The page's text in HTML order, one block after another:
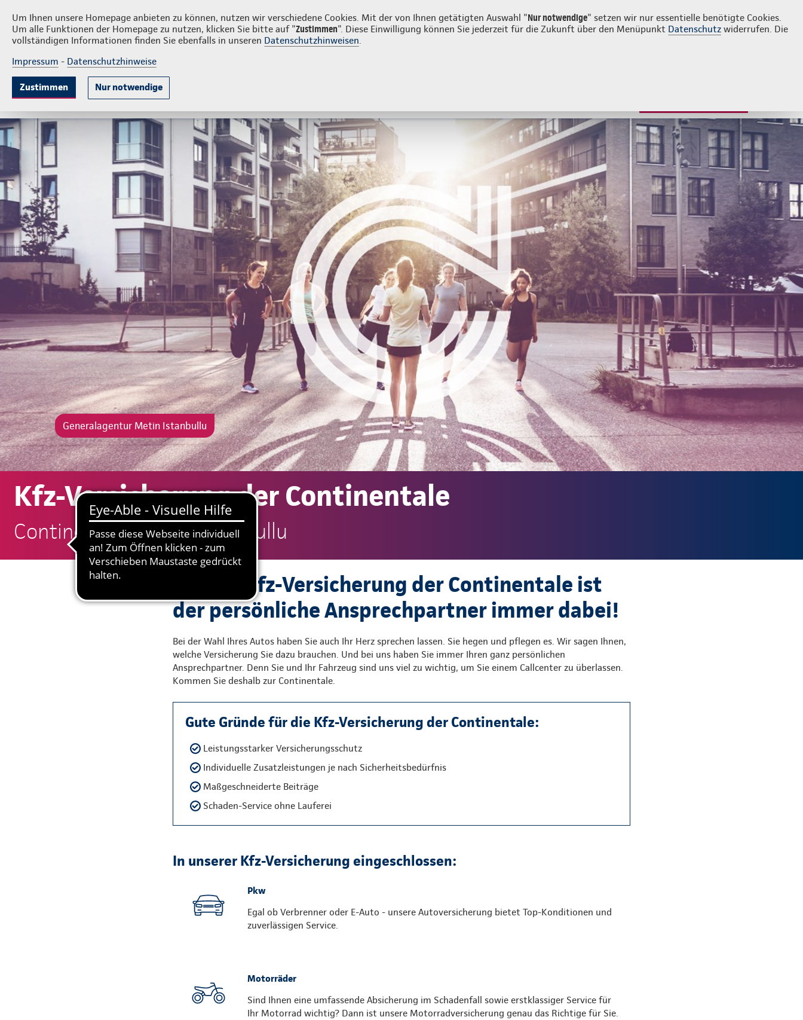
Um Ihnen unsere Homepage anbieten zu können, nutzen wir verschiedene Cookies. Mit der von Ihnen getätigten Auswahl "Nur notwendige" setzen wir nur essentielle benötigte Cookies.
Um alle Funktionen der Homepage zu nutzen, klicken Sie bitte auf "Zustimmen". Diese Einwilligung können Sie jederzeit für die Zukunft über den Menüpunkt Datenschutz widerrufen. Die
vollständigen Informationen finden Sie ebenfalls in unseren Datenschutzhinweisen.
Impressum - Datenschutzhinweise
Zustimmen Nur notwendige
Metin Istanbullu PrivatkundenFirmenkunden Login Kontakt 07271 127916
KrankenversicherungLebensversicherung
Generalagentur Metin Istanbullu
Kfz-Versicherung der Continentale
Continentale: Metin Istanbullu
Bei der Kfz-Versicherung der Continentale ist
der persönliche Ansprechpartner immer dabei!
Bei der Wahl Ihres Autos haben Sie auch Ihr Herz sprechen lassen. Sie hegen und pflegen es. Wir sagen Ihnen,
welche Versicherung Sie dazu brauchen. Und bei uns haben Sie immer Ihren ganz persönlichen
Ansprechpartner. Denn Sie und Ihr Fahrzeug sind uns viel zu wichtig, um Sie einem Callcenter zu überlassen.
Kommen Sie deshalb zur Continentale.
Gute Gründe für die Kfz-Versicherung der Continentale:
Leistungsstarker Versicherungsschutz
Individuelle Zusatzleistungen je nach Sicherheitsbedürfnis
Maßgeschneiderte Beiträge
Schaden-Service ohne Lauferei
In unserer Kfz-Versicherung eingeschlossen:
Pkw
Egal ob Verbrenner oder E-Auto - unsere Autoversicherung bietet Top-Konditionen und
zuverlässigen Service.
Motorräder
Sind Ihnen eine umfassende Absicherung im Schadenfall sowie erstklassiger Service für
Ihr Motorrad wichtig? Dann ist unsere Motorradversicherung genau das Richtige für Sie.